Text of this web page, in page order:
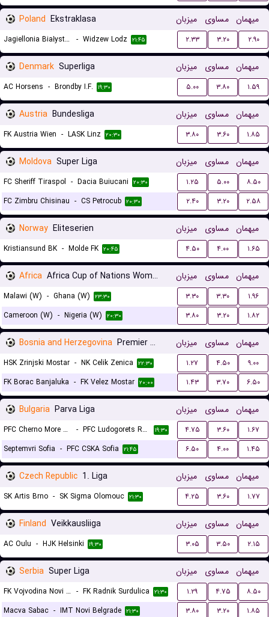
Poland Ekstraklasa میزبان مساوی میهمان
Jagiellonia Białystok - Widzew Lodz ۲۱:۴۵ ۲.۳۳ ۳.۲۰ ۲.۹۰
Denmark Superliga میزبان مساوی میهمان
AC Horsens - Brondby I.F. ۱۹:۳۰ ۵.۰۰ ۳.۸۰ ۱.۵۹
Austria Bundesliga میزبان مساوی میهمان
FK Austria Wien - LASK Linz ۲۰:۳۰ ۳.۸۰ ۳.۶۰ ۱.۸۵
Moldova Super Liga میزبان مساوی میهمان
FC Sheriff Tiraspol - Dacia Buiucani ۲۰:۳۰ ۱.۲۵ ۵.۰۰
۸.۵۰
FC Zimbru Chisinau - CS Petrocub ۲۰:۳۰ ۲.۴۰ ۳.۲۰ ۲.۵۸
Norway Eliteserien میزبان مساوی میهمان
Kristiansund BK - Molde FK ۲۰:۴۵ ۴.۵۰ ۴.۰۰ ۱.۶۵
Africa Africa Cup of Nations Women میزبان مساوی میهمان
Malawi (W) - Ghana (W) ۲۳:۳۰ ۳.۳۰ ۳.۳۰
۱.۹۶
Cameroon (W) - Nigeria (W) ۲۰:۳۰ ۳.۸۰ ۳.۲۰ ۱.۸۲
Bosnia and Herzegovina Premier Liga میزبان مساوی میهمان
HSK Zrinjski Mostar - NK Celik Zenica ۲۲:۳۰ ۱.۲۷ ۴.۵۰
۹.۰۰
FK Borac Banjaluka - FK Velez Mostar ۲۰:۰۰ ۱.۴۳ ۳.۷۰ ۶.۵۰
Bulgaria Parva Liga میزبان مساوی میهمان
PFC Cherno More Varna - PFC Ludogorets Razgrad ۱۹:۳۰ ۴.۷۵ ۳.۶۰
۱.۶۷
Septemvri Sofia - PFC CSKA Sofia ۲۱:۴۵ ۶.۵۰ ۴.۰۰ ۱.۴۵
Czech Republic 1. Liga میزبان مساوی میهمان
SK Artis Brno - SK Sigma Olomouc ۲۱:۳۰ ۴.۲۵ ۳.۶۰ ۱.۷۷
Finland Veikkausliiga میزبان مساوی میهمان
AC Oulu - HJK Helsinki ۱۹:۳۰ ۳.۰۵ ۳.۵۰ ۲.۱۵
Serbia Super Liga میزبان مساوی میهمان
FK Vojvodina Novi Sad - FK Radnik Surdulica ۲۱:۳۰ ۱.۲۹ ۴.۷۵
۸.۵۰
Macva Sabac - IMT Novi Belgrade ۲۱:۳۰ ۳.۸۰ ۳.۲۰
۱.۸۵